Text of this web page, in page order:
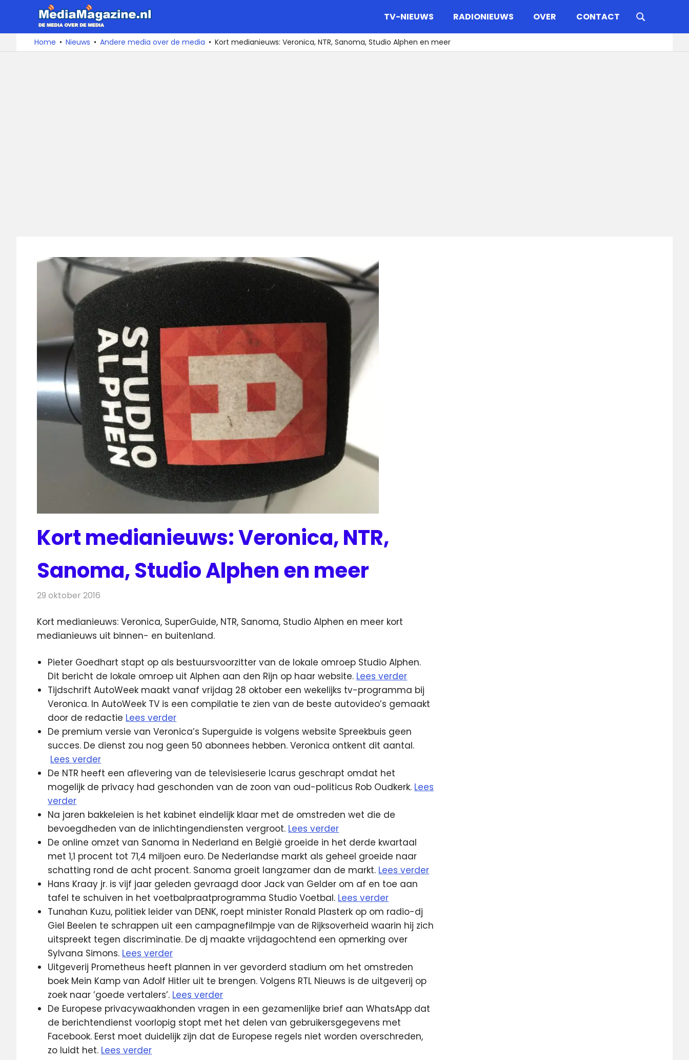
naar
De
media
over
TV-NIEUWS RADIONIEUWS OVER CONTACT
Home Nieuws Andere media over de media Kort medianieuws: Veronica, NTR, Sanoma, Studio Alphen en meer
Kort medianieuws: Veronica, NTR,
Sanoma, Studio Alphen en meer
29 oktober 2016
Kort medianieuws: Veronica, SuperGuide, NTR, Sanoma, Studio Alphen en meer kort
medianieuws uit binnen- en buitenland.
Pieter Goedhart stapt op als bestuursvoorzitter van de lokale omroep Studio Alphen.
Dit bericht de lokale omroep uit Alphen aan den Rijn op haar website. Lees verder
Tijdschrift AutoWeek maakt vanaf vrijdag 28 oktober een wekelijks tv-programma bij
Veronica. In AutoWeek TV is een compilatie te zien van de beste autovideo’s gemaakt
door de redactie Lees verder
De premium versie van Veronica’s Superguide is volgens website Spreekbuis geen
succes. De dienst zou nog geen 50 abonnees hebben. Veronica ontkent dit aantal.
Lees verder
De NTR heeft een aflevering van de televisieserie Icarus geschrapt omdat het
mogelijk de privacy had geschonden van de zoon van oud-politicus Rob Oudkerk. Lees
verder
Na jaren bakkeleien is het kabinet eindelijk klaar met de omstreden wet die de
bevoegdheden van de inlichtingendiensten vergroot. Lees verder
De online omzet van Sanoma in Nederland en België groeide in het derde kwartaal
met 1,1 procent tot 71,4 miljoen euro. De Nederlandse markt als geheel groeide naar
schatting rond de acht procent. Sanoma groeit langzamer dan de markt. Lees verder
Hans Kraay jr. is vijf jaar geleden gevraagd door Jack van Gelder om af en toe aan
tafel te schuiven in het voetbalpraatprogramma Studio Voetbal. Lees verder
Tunahan Kuzu, politiek leider van DENK, roept minister Ronald Plasterk op om radio-dj
Giel Beelen te schrappen uit een campagnefilmpje van de Rijksoverheid waarin hij zich
uitspreekt tegen discriminatie. De dj maakte vrijdagochtend een opmerking over
Sylvana Simons. Lees verder
Uitgeverij Prometheus heeft plannen in ver gevorderd stadium om het omstreden
boek Mein Kamp van Adolf Hitler uit te brengen. Volgens RTL Nieuws is de uitgeverij op
zoek naar ’goede vertalers’. Lees verder
De Europese privacywaakhonden vragen in een gezamenlijke brief aan WhatsApp dat
de berichtendienst voorlopig stopt met het delen van gebruikersgegevens met
Facebook. Eerst moet duidelijk zijn dat de Europese regels niet worden overschreden,
zo luidt het. Lees verder